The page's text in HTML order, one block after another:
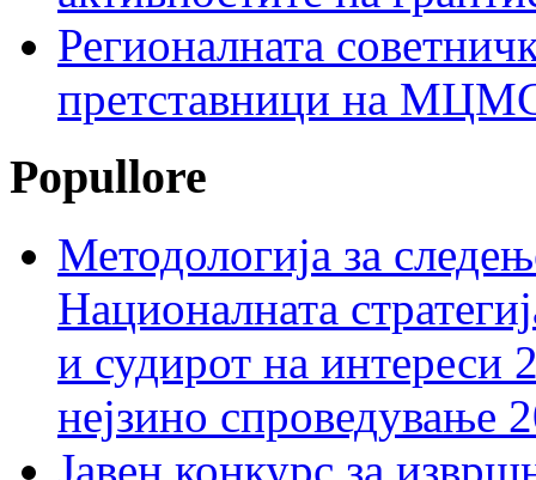
Регионалната
претставници на МЦМС
Popullore
Методологија за
Националната
и судирот на интереси
нејзино спроведување
Јавен конкурс за